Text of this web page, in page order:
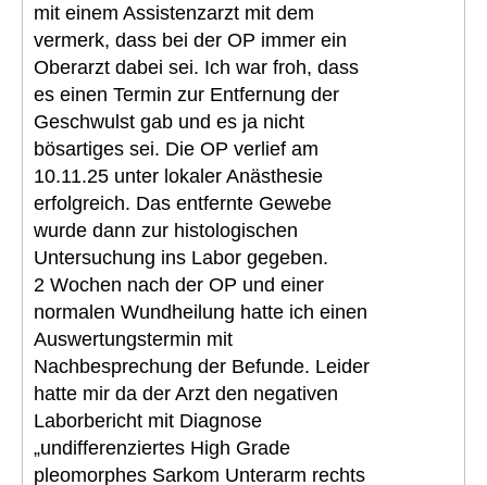
mit einem Assistenzarzt mit dem
vermerk, dass bei der OP immer ein
Oberarzt dabei sei. Ich war froh, dass
es einen Termin zur Entfernung der
Geschwulst gab und es ja nicht
bösartiges sei. Die OP verlief am
10.11.25 unter lokaler Anästhesie
erfolgreich. Das entfernte Gewebe
wurde dann zur histologischen
Untersuchung ins Labor gegeben.
2 Wochen nach der OP und einer
normalen Wundheilung hatte ich einen
Auswertungstermin mit
Nachbesprechung der Befunde. Leider
hatte mir da der Arzt den negativen
Laborbericht mit Diagnose
„undifferenziertes High Grade
pleomorphes Sarkom Unterarm rechts